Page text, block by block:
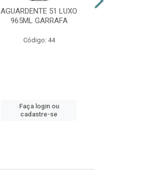
AGUARDENTE 51 LUXO
965ML GARRAFA
Código: 44
Faça login ou
cadastre-se